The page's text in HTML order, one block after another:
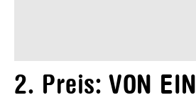
2. Preis: VON